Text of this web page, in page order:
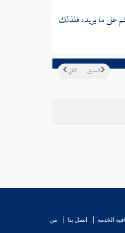
على ما يريد، فلذلك
التالي السابق
الخدمة اتصل بنا
من